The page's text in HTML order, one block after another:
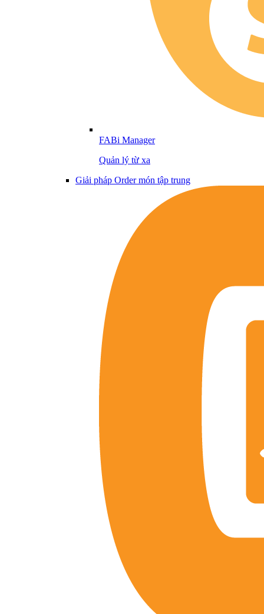
FABi Manager
Quản lý từ xa
Giải pháp Order món tập trung